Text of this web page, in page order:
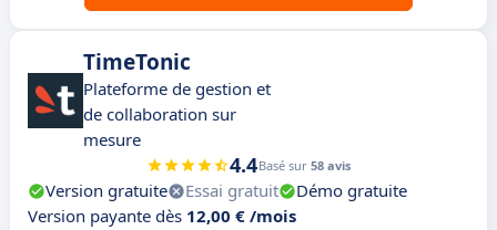
TimeTonic
Plateforme de gestion et
de collaboration sur
mesure
4.4Basé sur 58 avis
Version gratuite Essai gratuit
Démo gratuite
Version payante dès 12,00 € /mois